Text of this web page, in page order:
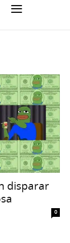
disparar
0